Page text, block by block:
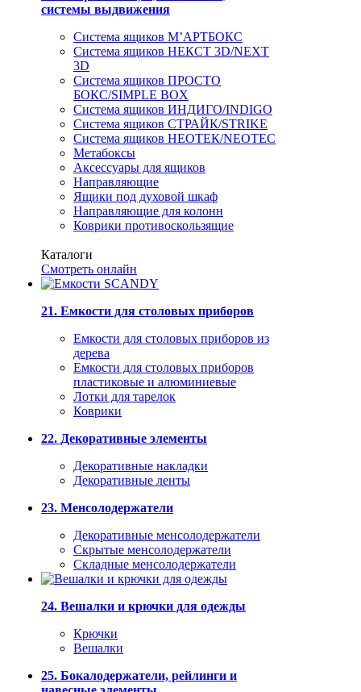
системы выдвижения
Система ящиков М’АРТБОКС
Система ящиков НЕКСТ 3D/NEXT
3D
Система ящиков ПРОСТО
БОКС/SIMPLE BOX
Система ящиков ИНДИГО/INDIGO
Система ящиков СТРАЙК/STRIKE
Система ящиков НЕОТЕК/NEOTEC
Метабоксы
Аксессуары для ящиков
Направляющие
Ящики под духовой шкаф
Направляющие для колонн
Коврики противоскользящие
Каталоги
Смотреть онлайн
21. Емкости для столовых приборов
Емкости для столовых приборов из
дерева
Емкости для столовых приборов
пластиковые и алюминиевые
Лотки для тарелок
Коврики
22. Декоративные элементы
Декоративные накладки
Декоративные ленты
23. Менсолодержатели
Декоративные менсолодержатели
Скрытые менсолодержатели
Складные менсолодержатели
24. Вешалки и крючки для одежды
Крючки
Вешалки
25. Бокалодержатели, рейлинги и